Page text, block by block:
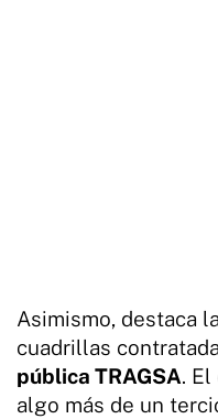
Asimismo, destaca
cuadrillas
pública TRAGSA.
algo más de un